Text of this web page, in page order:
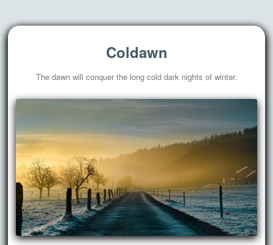
Coldawn
The dawn will conquer the long cold dark nights of winter.